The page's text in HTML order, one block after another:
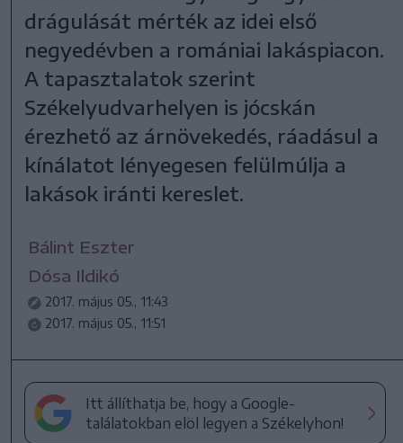
drágulását mérték az idei első
negyedévben a romániai lakáspiacon.
A tapasztalatok szerint
Székelyudvarhelyen is jócskán
érezhető az árnövekedés, ráadásul a
kínálatot lényegesen felülmúlja a
lakások iránti kereslet.
Bálint Eszter
Dósa Ildikó
2017. május 05., 11:43
2017. május 05., 11:51
Itt állíthatja be, hogy a Google-
találatokban elöl legyen a Székelyhon!